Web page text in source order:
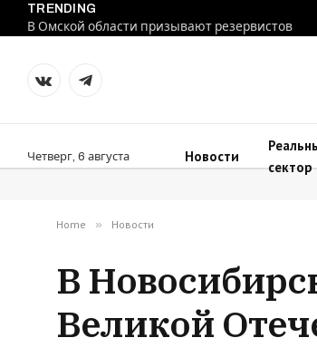
TRENDING
В Омской области призывают резервистов
VKontakteTelegram
Четверг, 6 августа Новости
сектор
Home » Новости
В
Великой